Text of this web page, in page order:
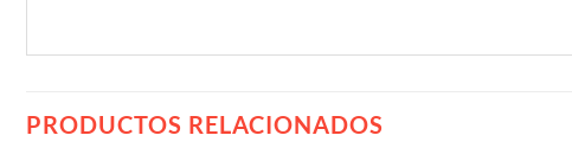
PRODUCTOS RELACIONADOS